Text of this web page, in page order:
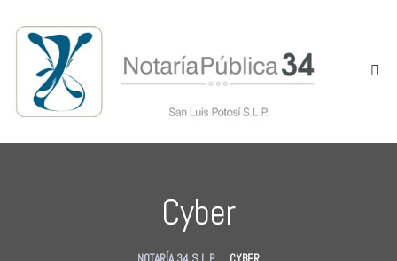
Cyber